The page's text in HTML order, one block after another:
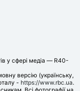
у сфері медіа — R40-
версію (українську,
- https://www.rbc.ua.